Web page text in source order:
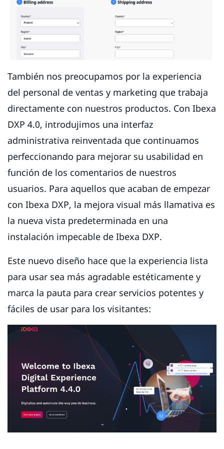
También nos preocupamos por la experiencia
del personal de ventas y marketing que trabaja
directamente con nuestros productos. Con Ibexa
DXP 4.0, introdujimos una interfaz
administrativa reinventada que continuamos
perfeccionando para mejorar su usabilidad en
función de los comentarios de nuestros
usuarios. Para aquellos que acaban de empezar
con Ibexa DXP, la mejora visual más llamativa es
la nueva vista predeterminada en una
instalación impecable de Ibexa DXP.
Este nuevo diseño hace que la experiencia lista
para usar sea más agradable estéticamente y
marca la pauta para crear servicios potentes y
fáciles de usar para los visitantes: